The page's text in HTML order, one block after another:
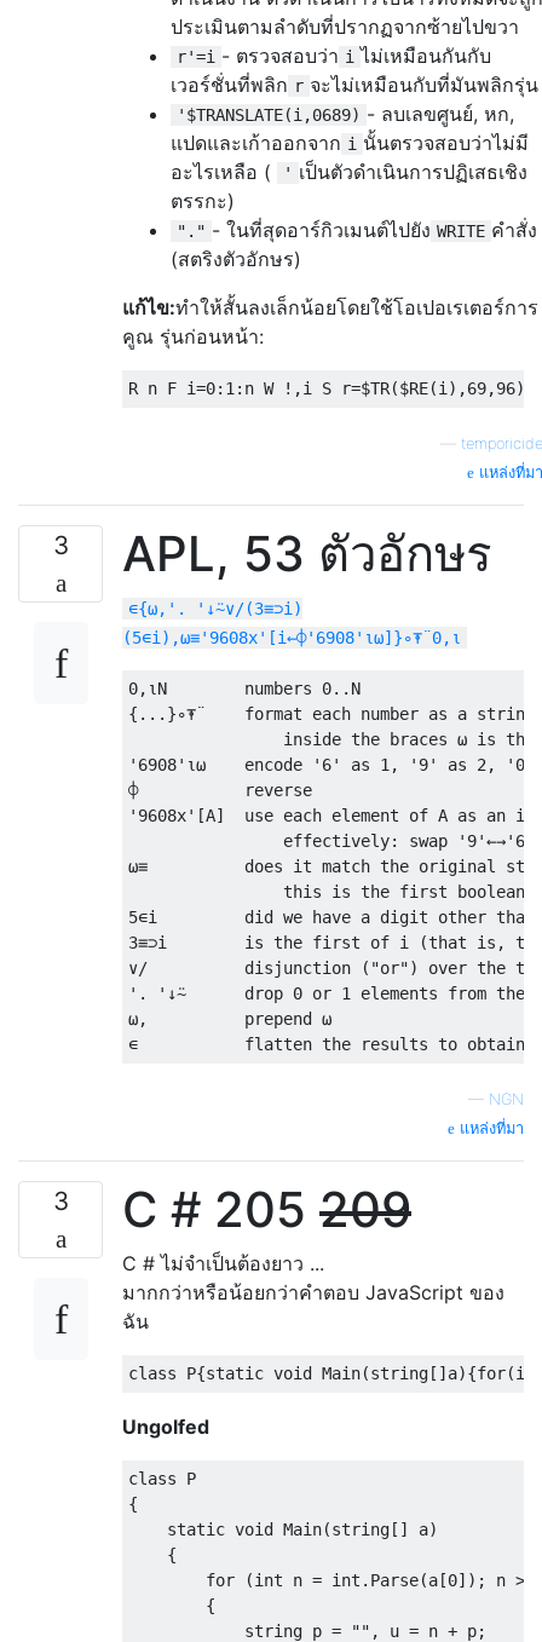
ประเมินตามลำดับที่ปรากฏจากซ้ายไปขวา
r'=i - ตรวจสอบว่า i ไม่เหมือนกันกับ
เวอร์ชั่นที่พลิก r จะไม่เหมือนกับที่มันพลิกรุ่น
'$TRANSLATE(i,0689) - ลบเลขศูนย์, หก,
แปดและเก้าออกจาก i นั้นตรวจสอบว่าไม่มี
อะไรเหลือ (
' เป็นตัวดำเนินการปฏิเสธเชิง
ตรรกะ)
"." - ในที่สุดอาร์กิวเมนต์ไปยัง WRITE คำสั่ง
(สตริงตัวอักษร)
แก้ไข:ทำให้สั้นลงเล็กน้อยโดยใช้โอเปอเรเตอร์การ
คูณ รุ่นก่อนหน้า:
temporicide
แหล่งที่มา
3 APL, 53 ตัวอักษร
∊{⍵,'. '↓⍨∨/(3≡⊃i)
(5∊i),⍵≡'9608x'[i←⌽'6908'⍳⍵]}∘⍕¨0,⍳
0,⍳N        numbers 0..N
{...}∘⍕¨    format each number as a
inside the braces ⍵ is the
'6908'⍳⍵    encode '6' as 1, '9' as 2,
⌽           reverse
'9608x'[A]  use each element of A as an
effectively: swap
⍵≡          does it match the original
this is the first boolean
5∊i         did we have a digit other than
3≡⊃i        is the first of i (that is, the
∨/          disjunction ("or") over the
'. '↓⍨      drop 0 or 1 elements from
⍵,          prepend ⍵
— NGN
แหล่งที่มา
3 C # 205 209
C # ไม่จำเป็นต้องยาว ...
มากกว่าหรือน้อยกว่าคำตอบ JavaScript ของ
ฉัน
class P{static void Main(string [] a){for(
Ungolfed
class
{
static void Main(string [] a)
{
for
(int n = int . Parse(a [0]); n >=
{
string p = "" , u = n + p;